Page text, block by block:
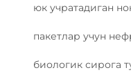
юк учратадиган
пакетлар учун
биологик сирога